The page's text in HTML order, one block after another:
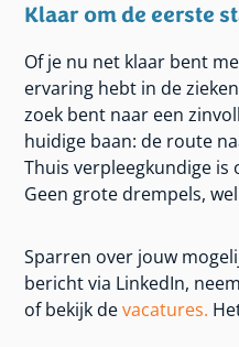
Klaar om de eerste
Of je nu net klaar bent
ervaring hebt in de
zoek bent naar een
huidige baan: de route
Thuis verpleegkundige
Geen grote drempels,
Sparren over jouw
bericht via LinkedIn, neem
of bekijk devacatures.